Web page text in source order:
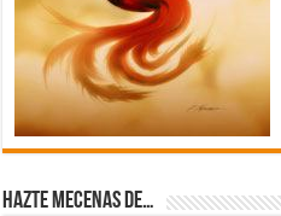
Hazte Mecenas de…